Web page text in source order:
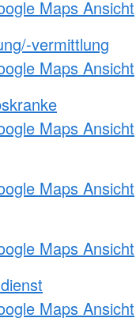
Maps Ansicht
vermittlung
Maps Ansicht
Maps Ansicht
Maps Ansicht
Maps Ansicht
Maps Ansicht